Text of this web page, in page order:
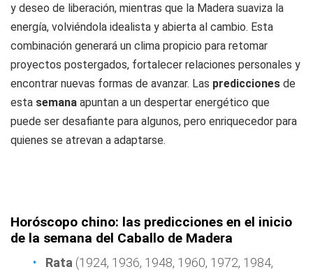
y deseo de liberación, mientras que la Madera suaviza la
energía, volviéndola idealista y abierta al cambio. Esta
combinación generará un clima propicio para retomar
proyectos postergados, fortalecer relaciones personales y
encontrar nuevas formas de avanzar. Las predicciones de
esta semana apuntan a un despertar energético que
puede ser desafiante para algunos, pero enriquecedor para
quienes se atrevan a adaptarse.
Horóscopo chino: las predicciones en el inicio
de la semana del Caballo de Madera
Rata (1924, 1936, 1948, 1960, 1972, 1984,